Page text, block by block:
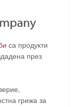
са продукти
през
грижа за